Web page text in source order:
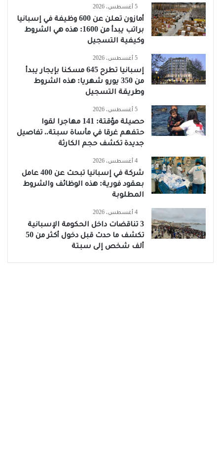
5 أغسطس، 2026
أمازون تعلن عن 600 وظيفة في إسبانيا
براتب يبدأ من 1600: هذه هي الشروط
وكيفية التسجيل
5 أغسطس، 2026
إسبانيا تطرح 645 مسكنا بإيجار يبدأ
من 350 يورو شهريا: هذه الشروط
وطريقة التسجيل
5 أغسطس، 2026
حصيلة مؤقتة: 141 مهاجرا لقوا
حتفهم غرقا في مأساة سبتة.. تفاصيل
جديدة تكشف حجم الكارثة
4 أغسطس، 2026
شركة في إسبانيا تبحث عن 400 عامل
بعقود فورية: هذه الوظائف والشروط
المطلوبة
4 أغسطس، 2026
3 تناقضات داخل الحكومة الإسبانية
تكشف ما حدث قبل دخول أكثر من 50
ألف شخص إلى سبتة